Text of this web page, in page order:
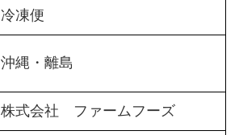
冷凍便
沖縄・離島
株式会社 ファームフーズ